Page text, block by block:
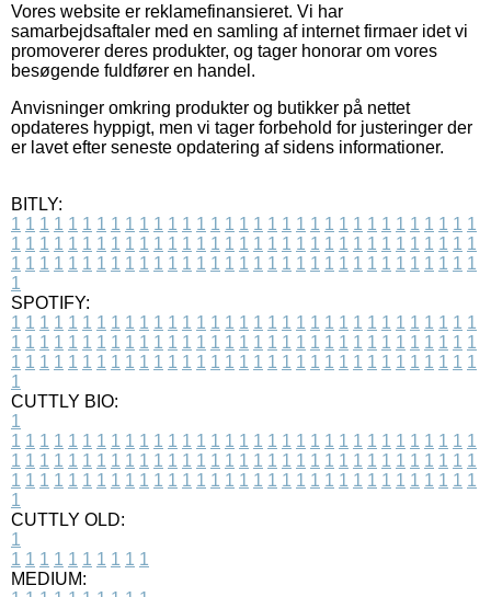
Vores website er reklamefinansieret. Vi har
samarbejdsaftaler med en samling af internet firmaer idet vi
promoverer deres produkter, og tager honorar om vores
besøgende fuldfører en handel.
Anvisninger omkring produkter og butikker på nettet
opdateres hyppigt, men vi tager forbehold for justeringer der
er lavet efter seneste opdatering af sidens informationer.
BITLY:
1 1 1 1 1 1 1 1 1 1 1 1 1 1 1 1 1 1 1 1 1 1 1 1 1 1 1 1 1 1 1 1 1
1 1 1 1 1 1 1 1 1 1 1 1 1 1 1 1 1 1 1 1 1 1 1 1 1 1 1 1 1 1 1 1 1
1 1 1 1 1 1 1 1 1 1 1 1 1 1 1 1 1 1 1 1 1 1 1 1 1 1 1 1 1 1 1 1 1
1
SPOTIFY:
1 1 1 1 1 1 1 1 1 1 1 1 1 1 1 1 1 1 1 1 1 1 1 1 1 1 1 1 1 1 1 1 1
1 1 1 1 1 1 1 1 1 1 1 1 1 1 1 1 1 1 1 1 1 1 1 1 1 1 1 1 1 1 1 1 1
1 1 1 1 1 1 1 1 1 1 1 1 1 1 1 1 1 1 1 1 1 1 1 1 1 1 1 1 1 1 1 1 1
1
CUTTLY BIO:
1
1 1 1 1 1 1 1 1 1 1 1 1 1 1 1 1 1 1 1 1 1 1 1 1 1 1 1 1 1 1 1 1 1
1 1 1 1 1 1 1 1 1 1 1 1 1 1 1 1 1 1 1 1 1 1 1 1 1 1 1 1 1 1 1 1 1
1 1 1 1 1 1 1 1 1 1 1 1 1 1 1 1 1 1 1 1 1 1 1 1 1 1 1 1 1 1 1 1 1
1
CUTTLY OLD:
1
1 1 1 1 1 1 1 1 1 1
MEDIUM: